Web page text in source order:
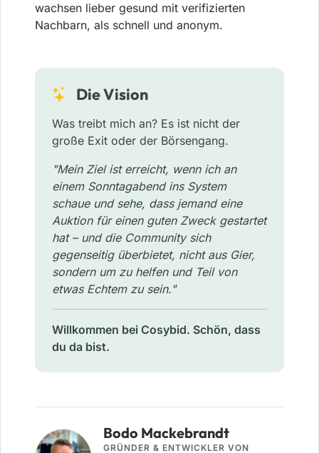
wachsen lieber gesund mit verifizierten
Nachbarn, als schnell und anonym.
Die Vision
Was treibt mich an? Es ist nicht der
große Exit oder der Börsengang.
"Mein Ziel ist erreicht, wenn ich an
einem Sonntagabend ins System
schaue und sehe, dass jemand eine
Auktion für einen guten Zweck gestartet
hat – und die Community sich
gegenseitig überbietet, nicht aus Gier,
sondern um zu helfen und Teil von
etwas Echtem zu sein."
Willkommen bei Cosybid. Schön, dass
du da bist.
Bodo Mackebrandt
GRÜNDER & ENTWICKLER VON